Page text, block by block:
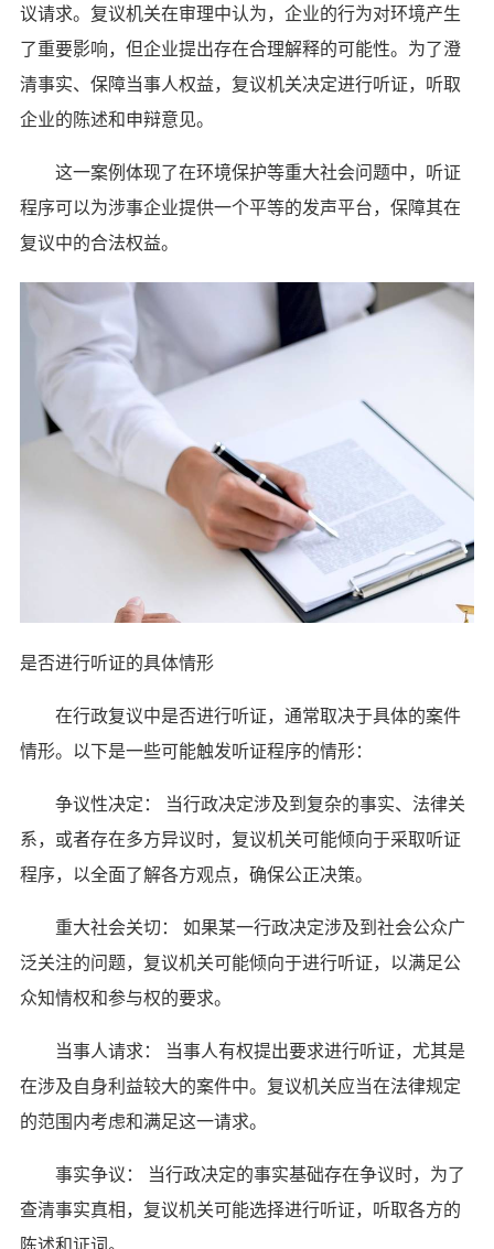
议请求。复议机关在审理中认为，企业的行为对环境产生
了重要影响，但企业提出存在合理解释的可能性。为了澄
清事实、保障当事人权益，复议机关决定进行听证，听取
企业的陈述和申辩意见。
这一案例体现了在环境保护等重大社会问题中，听证
程序可以为涉事企业提供一个平等的发声平台，保障其在
复议中的合法权益。
是否进行听证的具体情形
在行政复议中是否进行听证，通常取决于具体的案件
情形。以下是一些可能触发听证程序的情形：
争议性决定： 当行政决定涉及到复杂的事实、法律关
系，或者存在多方异议时，复议机关可能倾向于采取听证
程序，以全面了解各方观点，确保公正决策。
重大社会关切： 如果某一行政决定涉及到社会公众广
泛关注的问题，复议机关可能倾向于进行听证，以满足公
众知情权和参与权的要求。
当事人请求： 当事人有权提出要求进行听证，尤其是
在涉及自身利益较大的案件中。复议机关应当在法律规定
的范围内考虑和满足这一请求。
事实争议： 当行政决定的事实基础存在争议时，为了
查清事实真相，复议机关可能选择进行听证，听取各方的